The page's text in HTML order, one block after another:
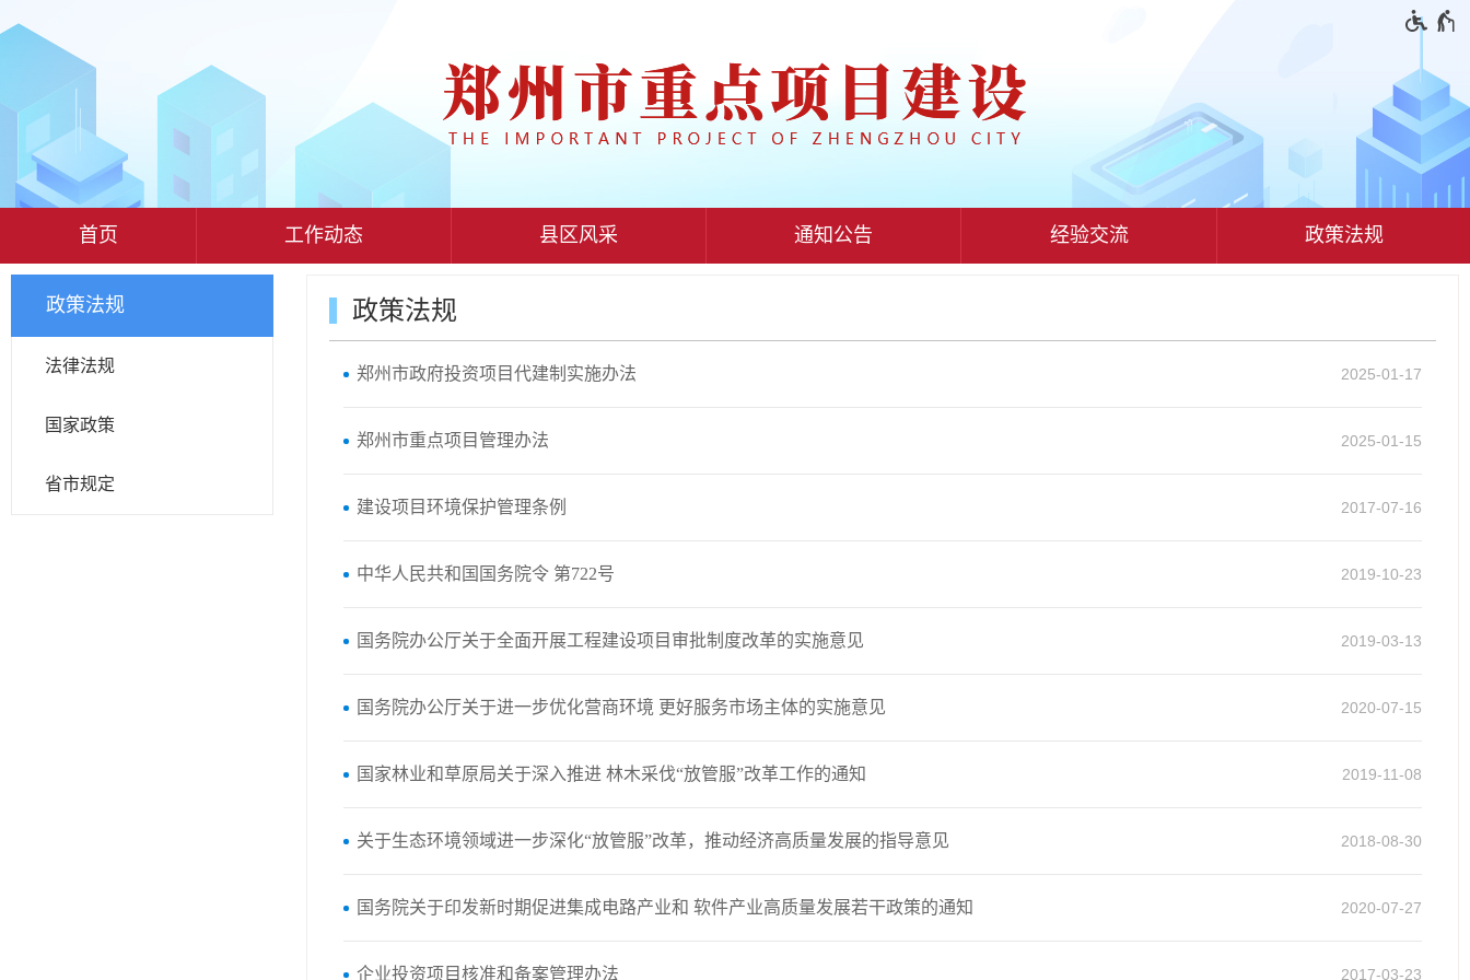
首页 工作动态 县区风采 通知公告 经验交流 政策法规
政策法规
法律法规
国家政策
省市规定
政策法规
郑州市政府投资项目代建制实施办法 2025-01-17
郑州市重点项目管理办法 2025-01-15
建设项目环境保护管理条例 2017-07-16
中华人民共和国国务院令 第722号 2019-10-23
国务院办公厅关于全面开展工程建设项目审批制度改革的实施意见 2019-03-13
国务院办公厅关于进一步优化营商环境 更好服务市场主体的实施意见 2020-07-15
国家林业和草原局关于深入推进 林木采伐“放管服”改革工作的通知 2019-11-08
关于生态环境领域进一步深化“放管服”改革，推动经济高质量发展的指导意见 2018-08-30
国务院关于印发新时期促进集成电路产业和 软件产业高质量发展若干政策的通知 2020-07-27
企业投资项目核准和备案管理办法 2017-03-23